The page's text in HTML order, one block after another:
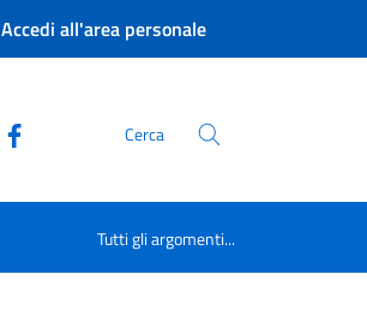
Accedi all'area personale
Cerca
Tutti gli argomenti...